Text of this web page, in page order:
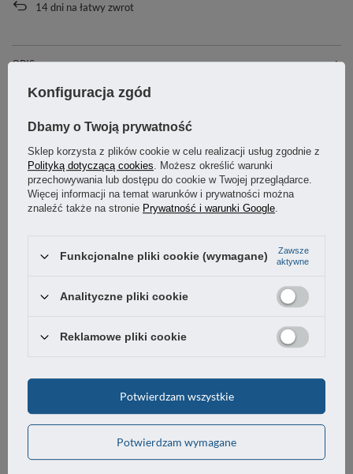
14dni na łatwy zwrot
OPIS
SZCZEGÓŁOWE DANE
OSTATNIO CIĘ INTERESOWAŁO
12,36 zł
Konfiguracja zgód
Dbamy o Twoją prywatność
Sklep korzysta z plików cookie w celu realizacji usług zgodnie z
Polityką dotyczącą cookies. Możesz określić warunki
przechowywania lub dostępu do cookie w Twojej przeglądarce.
Więcej informacji na temat warunków i prywatności można
znaleźć także na stronie Prywatność i warunki Google.
Funkcjonalne pliki cookie (wymagane)
Zawsze
aktywne
Analityczne pliki cookie
Reklamowe pliki cookie
Potwierdzam wymagane
Potwierdzam wszystkie